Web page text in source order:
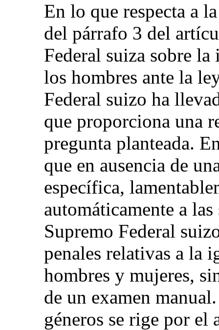
En lo que respecta a
del párrafo 3 del
Federal suiza sobre
los hombres ante la
Federal suizo ha
que proporciona una
pregunta planteada.
que en ausencia de
específica,
automáticamente a
Supremo Federal
penales relativas a la
hombres y mujeres,
de un examen
géneros se rige por